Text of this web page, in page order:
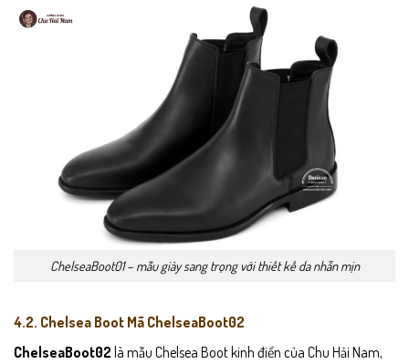
ChelseaBoot01 – mẫu giày sang trọng với thiết kế da nhẵn mịn
4.2. Chelsea Boot Mã ChelseaBoot02
ChelseaBoot02 là mẫu Chelsea Boot kinh điển của Chu Hải Nam,